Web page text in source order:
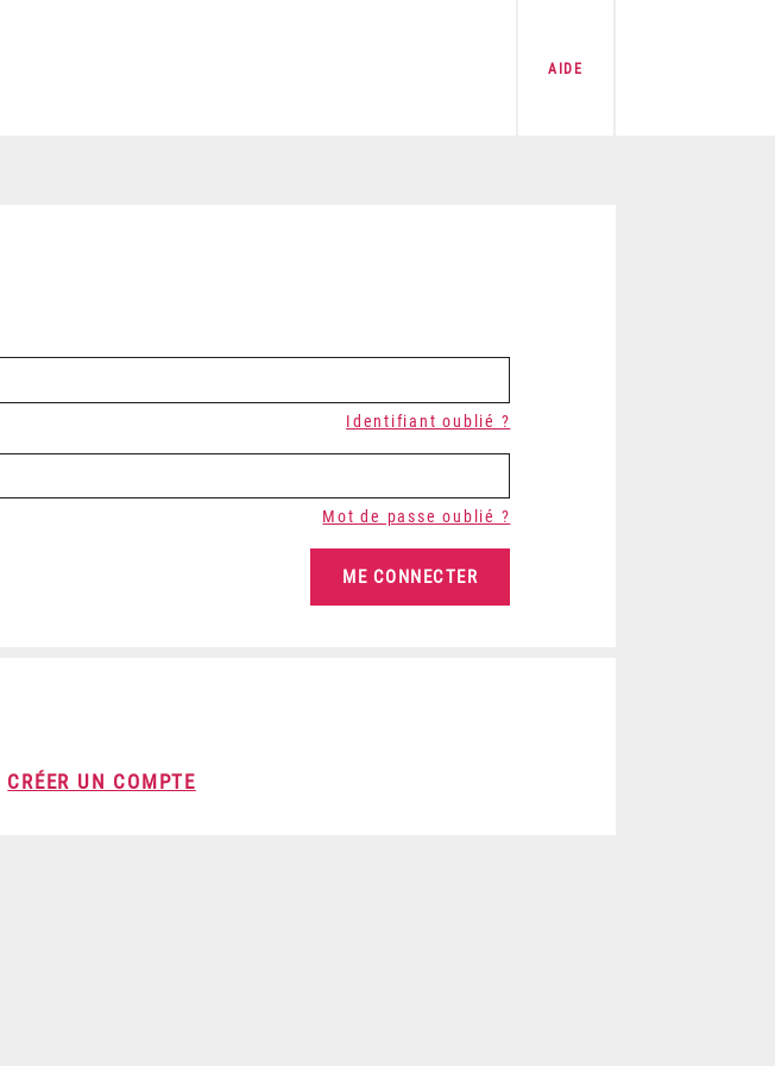
AIDE
Identifiant oublié ?
Mot de passe oublié ?
CRÉER UN COMPTE